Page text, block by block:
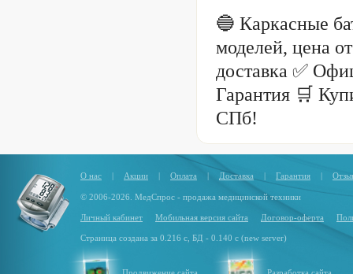
🔵 Каркасные
моделей, цена
доставка ✅
Гарантия 🛒
СПб!
О нас | Акции | Оплата | Доставка | Гарантия |
© 2006-2026. МедСпрос - продажа медицинской техники
Личный кабинет Мобильная версия сайта Договор-оферта
Страница создана за 0.216 с, БД - 0.140 с (new server)